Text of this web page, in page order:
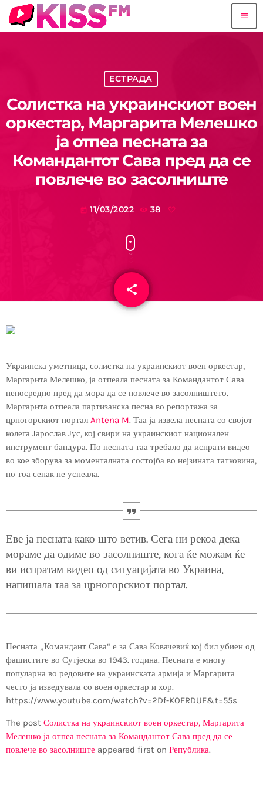
menu
ЕСТРАДА
Солистка на украинскиот воен
оркестар, Маргарита Мелешко
ја отпеа песната за
Командантот Сава пред да се
повлече во засолниште
today 11/03/2022 38
share
email
Украинска уметница, солистка на украинскиот воен оркестар,
Маргарита Мелешко, ја отпеала песната за Командантот Сава
непосредно пред да мора да се повлече во засолништето.
Маргарита отпеала партизанска песна во репортажа за
црногорскиот портал Antena M. Таа ја извела песната со својот
колега Јарослав Јус, кој свири на украинскиот национален
инструмент бандура. По песната таа требало да испрати видео
во кое зборува за моменталната состојба во нејзината татковина,
но тоа сепак не успеала.
Еве ја песната како што ветив. Сега ни рекоа дека
мораме да одиме во засолниште, кога ќе можам ќе
ви испратам видео од ситуацијата во Украина,
напишала таа за црногорскиот портал.
Песната „Командант Сава“ е за Сава Ковачевиќ кој бил убиен од
фашистите во Сутјеска во 1943. година. Песната е многу
популарна во редовите на украинската армија и Маргарита
често ја изведувала со воен оркестар и хор.
https://www.youtube.com/watch?v=2Df-KOFRDUE&t=55s
The post Солистка на украинскиот воен оркестар, Маргарита
Мелешко ја отпеа песната за Командантот Сава пред да се
повлече во засолниште appeared first on Република.